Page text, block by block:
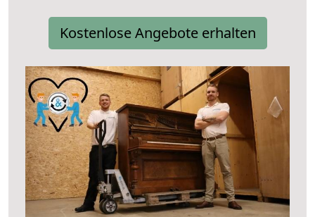
Kostenlose Angebote erhalten